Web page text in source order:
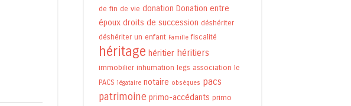
de fin de vie donation Donation entre
époux droits de succession déshériter
déshériter un enfant Famille fiscalité
héritage héritier héritiers
immobilier inhumation legs association le
PACS légataire notaire obsèques pacs
patrimoine primo-accédants primo